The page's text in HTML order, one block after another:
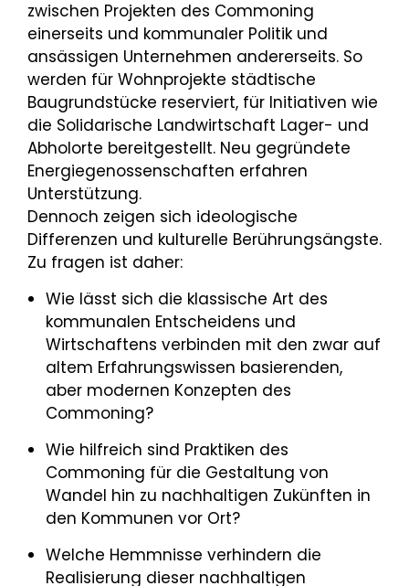
zwischen Projekten des Commoning
einerseits und kommunaler Politik und
ansässigen Unternehmen andererseits. So
werden für Wohnprojekte städtische
Baugrundstücke reserviert, für Initiativen wie
die Solidarische Landwirtschaft Lager- und
Abholorte bereitgestellt. Neu gegründete
Energiegenossenschaften erfahren
Unterstützung.
Dennoch zeigen sich ideologische
Differenzen und kulturelle Berührungsängste.
Zu fragen ist daher:
Wie lässt sich die klassische Art des
kommunalen Entscheidens und
Wirtschaftens verbinden mit den zwar auf
altem Erfahrungswissen basierenden,
aber modernen Konzepten des
Commoning?
Wie hilfreich sind Praktiken des
Commoning für die Gestaltung von
Wandel hin zu nachhaltigen Zukünften in
den Kommunen vor Ort?
Welche Hemmnisse verhindern die
Realisierung dieser nachhaltigen